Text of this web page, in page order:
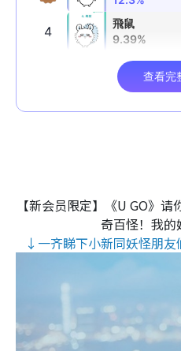
【新会员限定】《U GO》
奇百怪！我的
↓一齐睇下小新同妖怪朋